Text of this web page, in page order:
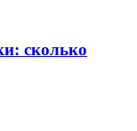
сколько